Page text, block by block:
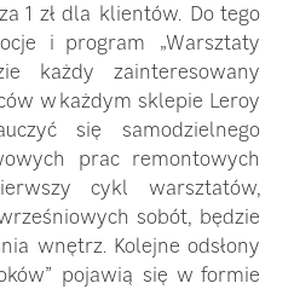
1 zł dla klientów. Do tego
i program „Warsztaty
każdy zainteresowany
w każdym sklepie Leroy
się samodzielnego
prac remontowych
cykl warsztatów,
sobót, będzie
wnętrz. Kolejne odsłony
pojawią się w formie